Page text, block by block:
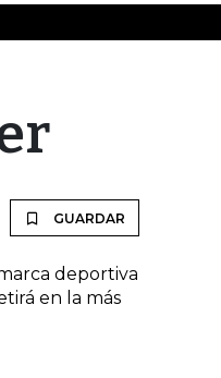
GUARDAR
deportiva
en la más